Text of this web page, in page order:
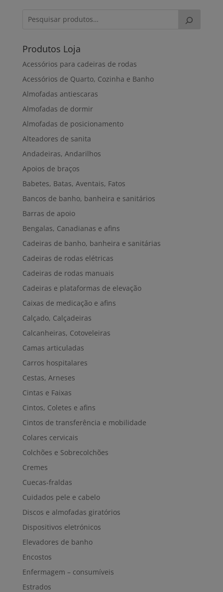
Produtos Loja
Acessórios para cadeiras de rodas
Acessórios de Quarto, Cozinha e Banho
Almofadas antiescaras
Almofadas de dormir
Almofadas de posicionamento
Alteadores de sanita
Andadeiras, Andarilhos
Apoios de braços
Babetes, Batas, Aventais, Fatos
Bancos de banho, banheira e sanitários
Barras de apoio
Bengalas, Canadianas e afins
Cadeiras de banho, banheira e sanitárias
Cadeiras de rodas elétricas
Cadeiras de rodas manuais
Cadeiras e plataformas de elevação
Caixas de medicação e afins
Calçado, Calçadeiras
Calcanheiras, Cotoveleiras
Camas articuladas
Carros hospitalares
Cestas, Arneses
Cintas e Faixas
Cintos, Coletes e afins
Cintos de transferência e mobilidade
Colares cervicais
Colchões e Sobrecolchões
Cremes
Cuecas-fraldas
Cuidados pele e cabelo
Discos e almofadas giratórios
Dispositivos eletrónicos
Elevadores de banho
Encostos
Enfermagem – consumíveis
Estrados